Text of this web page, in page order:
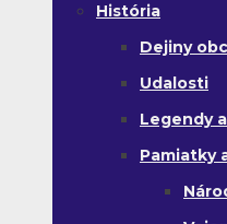
História
Dejiny
Udalosti
Legendy
Pamiatky